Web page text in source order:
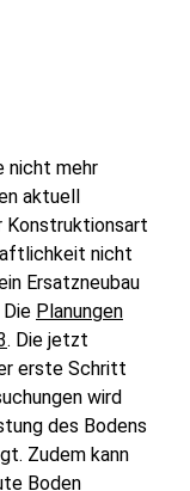
nicht mehr
aktuell
Konstruktionsart
nicht
Ersatzneubau
Planungen
. Die jetzt
erste Schritt
wird
des Bodens
Zudem kann
Boden